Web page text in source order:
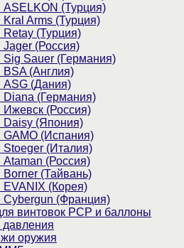
ASELKON (Турция)
Kral Arms (Турция)
Retay (Турция)
Jager (Россия)
Sig Sauer (Германия)
BSA (Англия)
ASG (Дания)
Diana (Германия)
Ижевск (Россия)
Daisy (Япония)
GAMO (Испания)
Stoeger (Италия)
Ataman (Россия)
Borner (Тайвань)
EVANIX (Корея)
Cybergun (Франция)
винтовок PCP и баллоны
давления
оружия